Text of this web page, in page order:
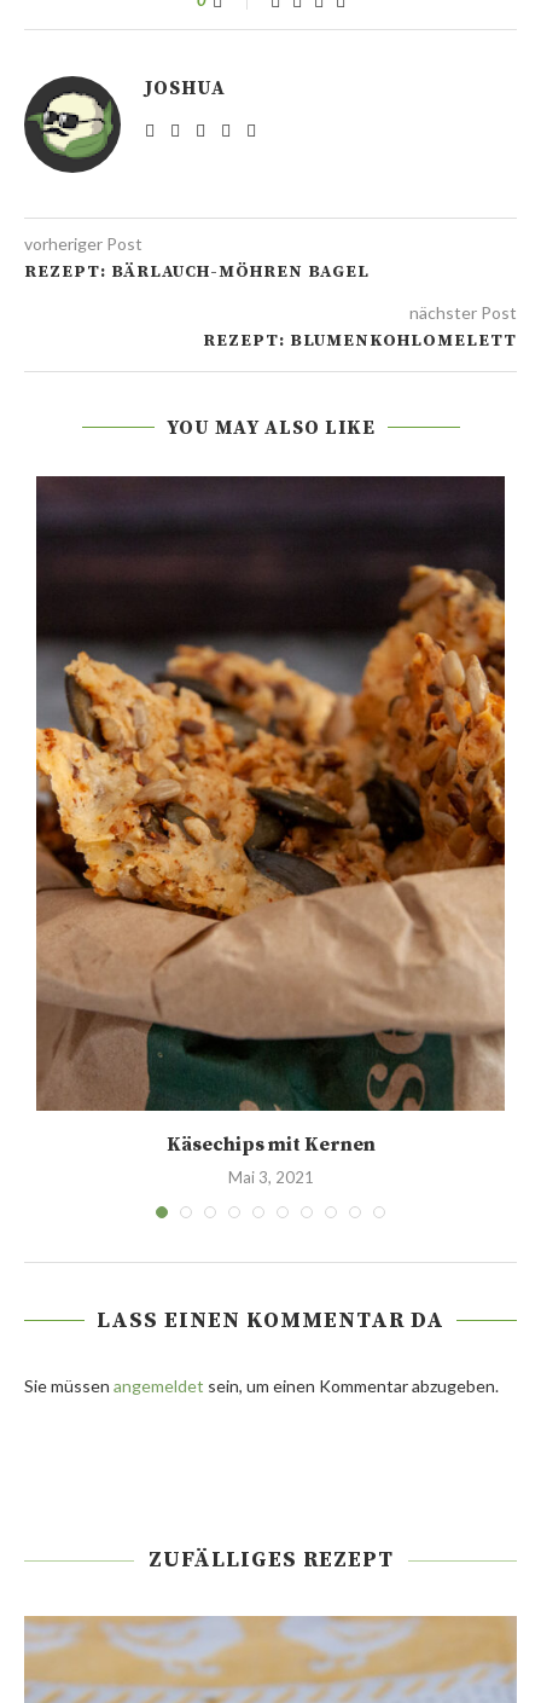
JOSHUA
vorheriger Post
REZEPT: BÄRLAUCH-MÖHREN BAGEL
nächster Post
REZEPT: BLUMENKOHLOMELETT
YOU MAY ALSO LIKE
Käsechips mit Kernen
Mai 3, 2021
LASS EINEN KOMMENTAR DA
Sie müssen angemeldet sein, um einen Kommentar abzugeben.
ZUFÄLLIGES REZEPT